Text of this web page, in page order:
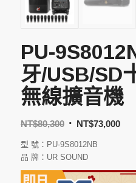
PU-
牙/USB/SD
無線擴音機
NT$80,300 NT$73,000
型 號：PU-9S8012NB
品 牌：UR SOUND